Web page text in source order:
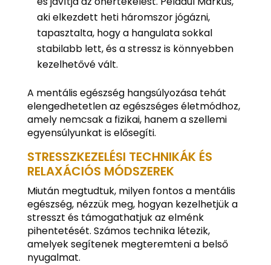
aki elkezdett heti háromszor jógázni,
tapasztalta, hogy a hangulata sokkal
stabilabb lett, és a stressz is könnyebben
kezelhetővé vált.
A mentális egészség hangsúlyozása tehát
elengedhetetlen az egészséges életmódhoz,
amely nemcsak a fizikai, hanem a szellemi
egyensúlyunkat is elősegíti.
STRESSZKEZELÉSI TECHNIKÁK ÉS
RELAXÁCIÓS MÓDSZEREK
Miután megtudtuk, milyen fontos a mentális
egészség, nézzük meg, hogyan kezelhetjük a
stresszt és támogathatjuk az elménk
pihentetését. Számos technika létezik,
amelyek segítenek megteremteni a belső
nyugalmat.